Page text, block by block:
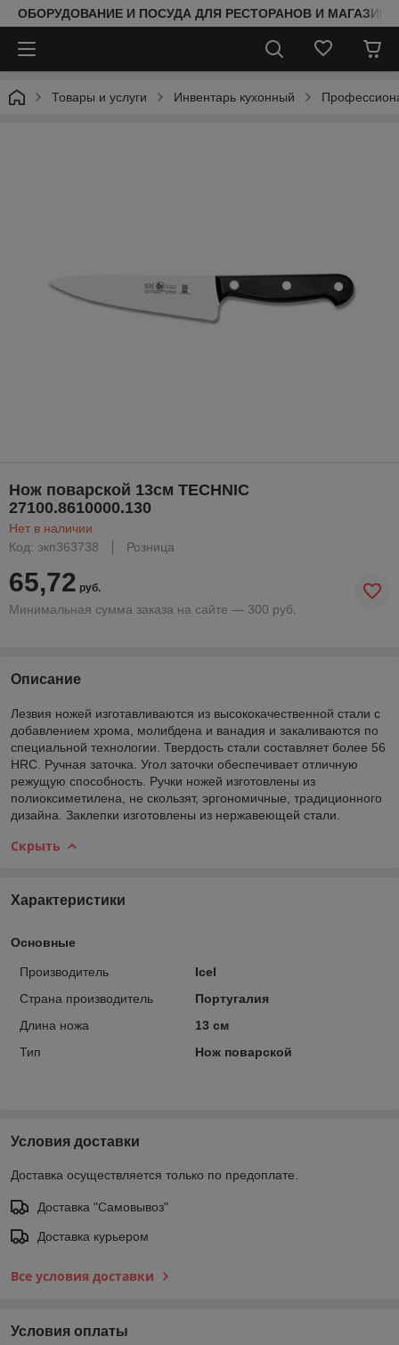
ОБОРУДОВАНИЕ И ПОСУДА ДЛЯ РЕСТОРАНОВ И
Товары и услуги Инвентарь кухонный
Нож поварской 13см TECHNIC
27100.8610000.130
Нет в наличии
Код: экп363738
Розница
65,72 руб.
Минимальная сумма заказа на сайте — 300 руб.
Описание
Лезвия ножей изготавливаются из высококачественной стали с
добавлением хрома, молибдена и ванадия и закаливаются по
специальной технологии. Твердость стали составляет более 56
HRC. Ручная заточка. Угол заточки обеспечивает отличную
режущую способность. Ручки ножей изготовлены из
полиоксиметилена, не скользят, эргономичные, традиционного
дизайна. Заклепки изготовлены из нержавеющей стали.
Скрыть
Характеристики
Основные
Производитель
Icel
Страна производитель
Португалия
Длина ножа
13 см
Тип
Нож поварской
Условия доставки
Доставка осуществляется только по предоплате.
Доставка "Самовывоз"
Доставка курьером
Все условия доставки
Условия оплаты